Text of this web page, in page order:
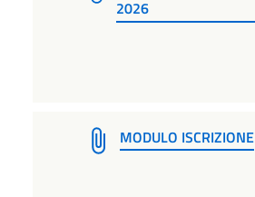
2026
MODULO ISCRIZIONE